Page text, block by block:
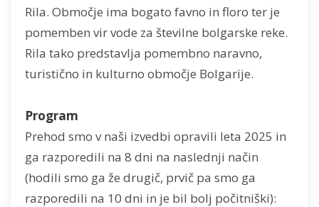
Rila. Območje ima bogato favno in floro ter je
pomemben vir vode za številne bolgarske reke.
Rila tako predstavlja pomembno naravno,
turistično in kulturno območje Bolgarije.
Program
Prehod smo v naši izvedbi opravili leta 2025 in
ga razporedili na 8 dni na naslednji način
(hodili smo ga že drugič, prvič pa smo ga
razporedili na 10 dni in je bil bolj počitniški):